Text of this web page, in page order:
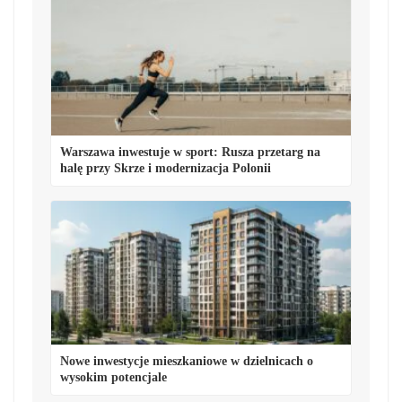
Warszawa inwestuje w sport: Rusza przetarg na
halę przy Skrze i modernizacja Polonii
Nowe inwestycje mieszkaniowe w dzielnicach o
wysokim potencjale